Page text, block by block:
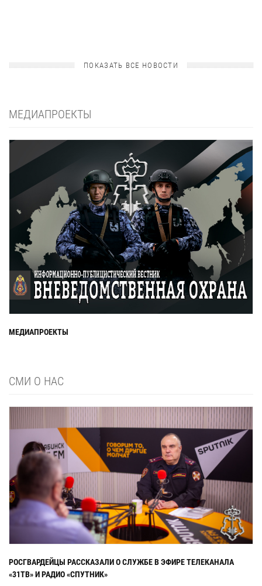
ПОКАЗАТЬ ВСЕ НОВОСТИ
МЕДИАПРОЕКТЫ
МЕДИАПРОЕКТЫ
СМИ О НАС
РОСГВАРДЕЙЦЫ РАССКАЗАЛИ О СЛУЖБЕ В ЭФИРЕ ТЕЛЕКАНАЛА
«31ТВ» И РАДИО «СПУТНИК»